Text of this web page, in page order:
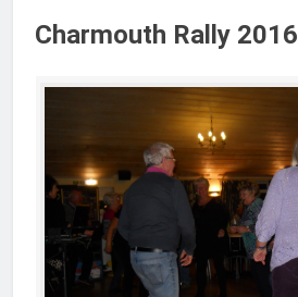
Charmouth Rally 2016